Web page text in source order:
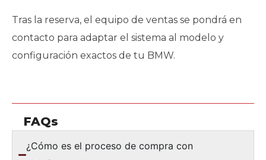
Tras la reserva, el equipo de ventas se pondrá en
contacto para adaptar el sistema al modelo y
configuración exactos de tu BMW.
FAQs
¿Cómo es el proceso de compra con